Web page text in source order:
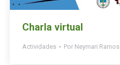
Charla virtual
Actividades Por Neymari Ramos